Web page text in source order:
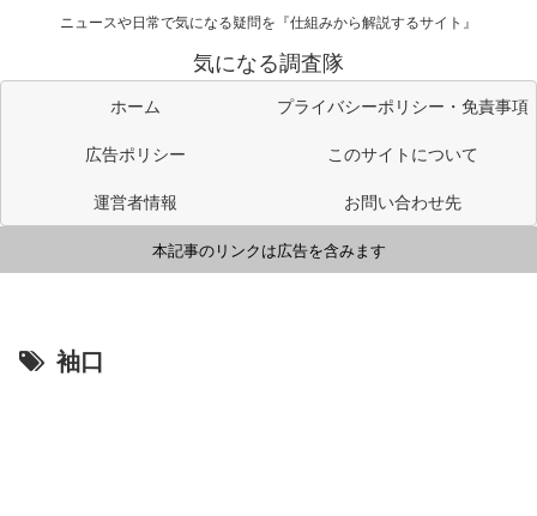
ニュースや日常で気になる疑問を『仕組みから解説するサイト』
気になる調査隊
ホーム
プライバシーポリシー・免責事項
広告ポリシー
このサイトについて
運営者情報
お問い合わせ先
本記事のリンクは広告を含みます
袖口